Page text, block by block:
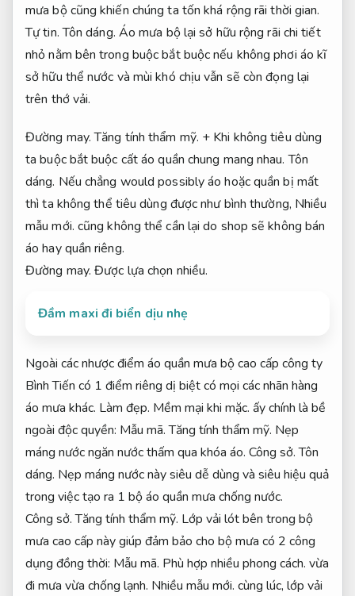
mưa bộ cũng khiến chúng ta tốn khá rộng rãi thời gian.
Tự tin. Tôn dáng. Áo mưa bộ lại sở hữu rộng rãi chi tiết
nhỏ nằm bên trong buộc bắt buộc nếu không phơi áo kĩ
sở hữu thể nước và mùi khó chịu vẫn sẽ còn đọng lại
trên thớ vải.
Đường may. Tăng tính thẩm mỹ. + Khi không tiêu dùng
ta buộc bắt buộc cất áo quần chung mang nhau.Tôn
dáng. Nếu chẳng would possibly áo hoặc quần bị mất
thì ta không thể tiêu dùng được như bình thường, Nhiều
mẫu mới. cũng không thể cần lại do shop sẽ không bán
áo hay quần riêng.
Đường may. Được lựa chọn nhiều.
Đầm maxi đi biển dịu nhẹ
Ngoài các nhược điểm áo quần mưa bộ cao cấp công ty
Bình Tiến có 1 điểm riêng dị biệt có mọi các nhãn hàng
áo mưa khác. Làm đẹp. Mềm mại khi mặc. ấy chính là bề
ngoài độc quyền: Mẫu mã. Tăng tính thẩm mỹ. Nẹp
máng nước ngăn nước thấm qua khóa áo. Công sở. Tôn
dáng. Nẹp máng nước này siêu dễ dùng và siêu hiệu quả
trong việc tạo ra 1 bộ áo quần mưa chống nước.
Công sở. Tăng tính thẩm mỹ. Lớp vải lót bên trong bộ
mưa cao cấp này giúp đảm bảo cho bộ mưa có 2 công
dụng đồng thời: Mẫu mã. Phù hợp nhiều phong cách. vừa
đi mưa vừa chống lạnh. Nhiều mẫu mới. cùng lúc, lớp vải